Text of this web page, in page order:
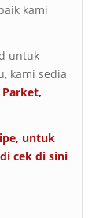
kami
untuk
kami sedia
untuk
cek di sini